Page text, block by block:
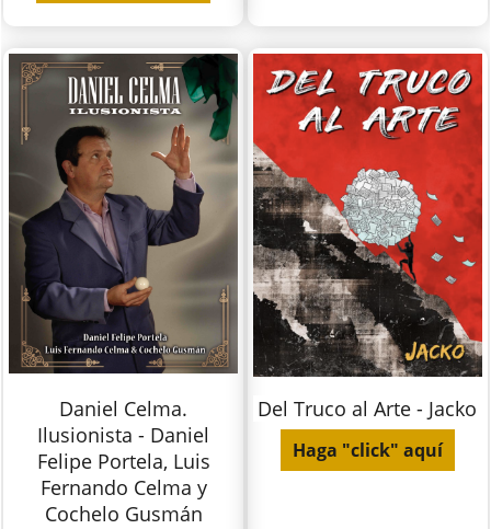
Daniel Celma.
Ilusionista - Daniel
Felipe Portela, Luis
Fernando Celma y
Cochelo Gusmán
Del Truco al Arte - Jacko
Haga "click" aquí